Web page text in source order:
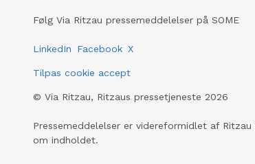
Følg Via Ritzau pressemeddelelser på SOME
LinkedIn Facebook X
Tilpas cookie accept
© Via Ritzau, Ritzaus pressetjeneste 2026
Pressemeddelelser er videreformidlet af
om indholdet.